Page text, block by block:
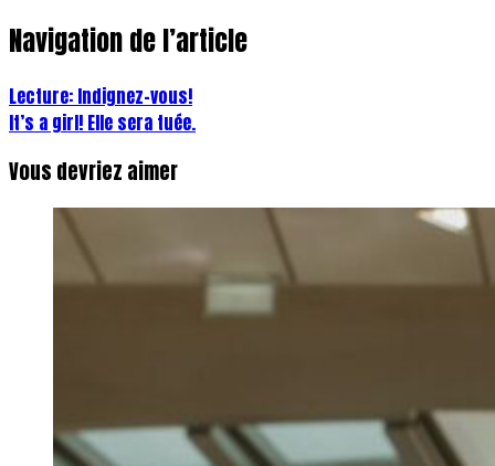
Navigation de l’article
Lecture: Indignez-vous!
It’s a girl! Elle sera tuée.
Vous devriez aimer